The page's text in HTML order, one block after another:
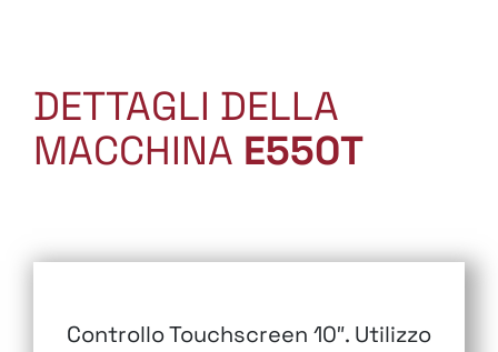
DETTAGLI DELLA
MACCHINA E550T
Controllo Touchscreen 10″. Utilizzo